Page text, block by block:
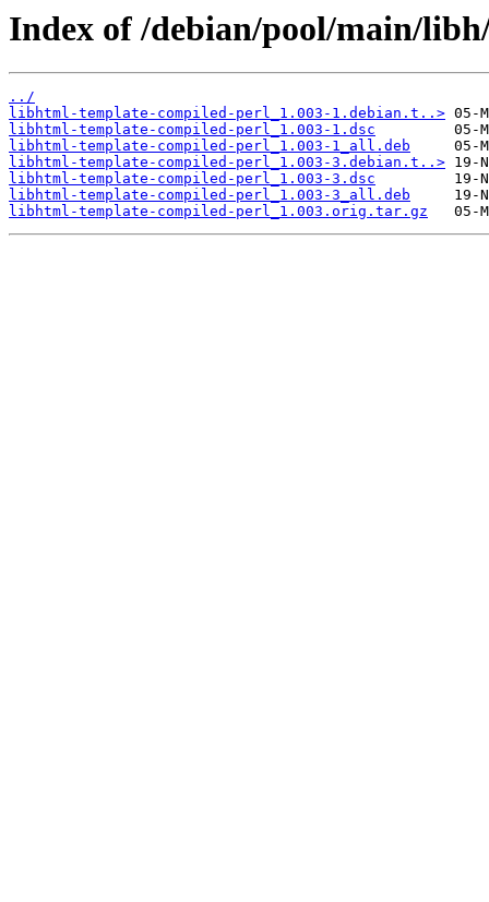
Index of /debian/pool/main/
../
libhtml-template-compiled-perl_1.003-1.debian.t..>
libhtml-template-compiled-perl_1.003-1.dsc
libhtml-template-compiled-perl_1.003-1_all.deb
libhtml-template-compiled-perl_1.003-3.debian.t..>
libhtml-template-compiled-perl_1.003-3.dsc
libhtml-template-compiled-perl_1.003-3_all.deb
libhtml-template-compiled-perl_1.003.orig.tar.gz